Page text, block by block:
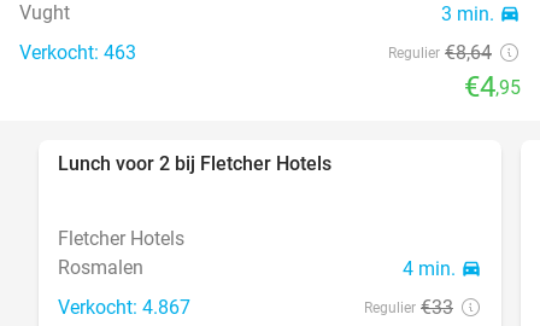
Vught 3 min. directions_car
Verkocht: 463 Regulier €8,64
€4,95
Lunch voor 2 bij Fletcher Hotels
Fletcher Hotels
Rosmalen
4 min. directions_car
Verkocht: 4.867 Regulier €33